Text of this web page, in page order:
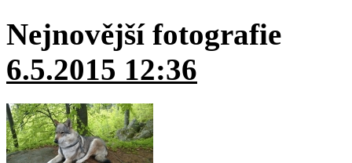
Nejnovější fotografie
6.5.2015 12:36